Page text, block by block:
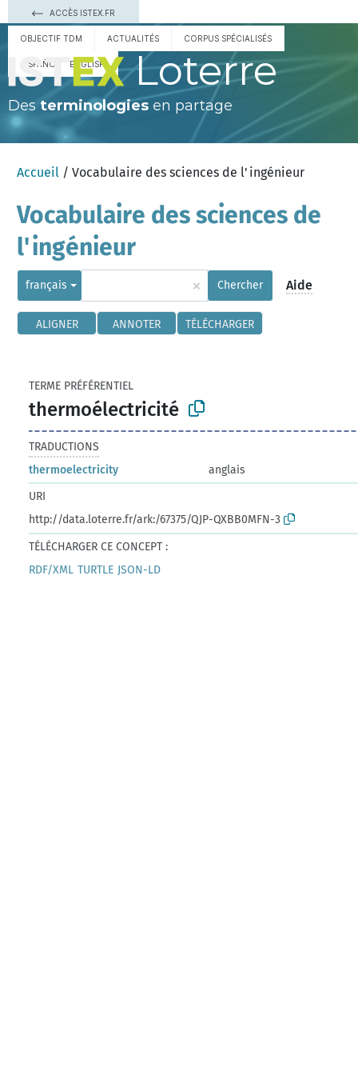
ACCÈS ISTEX.FR
OBJECTIF TDM ACTUALITÉS CORPUS SPÉCIALISÉS
ESPAÑOL ENGLISH Loterre
Des terminologies en partage
Accueil / Vocabulaire des sciences de l'ingénieur
Vocabulaire des sciences de
l'ingénieur
français × Chercher Aide
ALIGNER ANNOTER TÉLÉCHARGER
TERME PRÉFÉRENTIEL
thermoélectricité
TRADUCTIONS
thermoelectricity
anglais
URI
http://data.loterre.fr/ark:/67375/QJP-QXBB0MFN-3
TÉLÉCHARGER CE CONCEPT :
RDF/XML TURTLE JSON-LD